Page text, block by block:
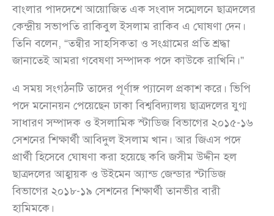
বাংলার পাদদেশে আয়োজিত এক সংবাদ সম্মেলনে ছাত্রদলের
কেন্দ্রীয় সভাপতি রাকিবুল ইসলাম রাকিব এ ঘোষণা দেন।
তিনি বলেন, “তন্বীর সাহসিকতা ও সংগ্রামের প্রতি শ্রদ্ধা
জানাতেই আমরা গবেষণা সম্পাদক পদে কাউকে রাখিনি।”
এ সময় সংগঠনটি তাদের পূর্ণাঙ্গ প্যানেল প্রকাশ করে। ভিপি
পদে মনোনয়ন পেয়েছেন ঢাকা বিশ্ববিদ্যালয় ছাত্রদলের যুগ্ম
সাধারণ সম্পাদক ও ইসলামিক স্টাডিজ বিভাগের ২০১৫-১৬
সেশনের শিক্ষার্থী আবিদুল ইসলাম খান। আর জিএস পদে
প্রার্থী হিসেবে ঘোষণা করা হয়েছে কবি জসীম উদ্দীন হল
ছাত্রদলের আহ্বায়ক ও উইমেন অ্যান্ড জেন্ডার স্টাডিজ
বিভাগের ২০১৮-১৯ সেশনের শিক্ষার্থী তানভীর বারী
হামিমকে।